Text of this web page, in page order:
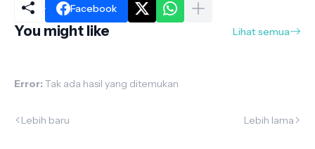
Facebook
You might like Lihat semua
Error: Tak ada hasil yang ditemukan
Lebih baru Lebih lama